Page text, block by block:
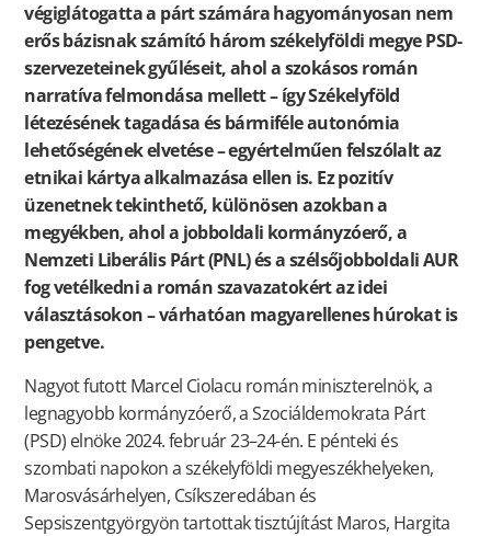
végiglátogatta a párt számára hagyományosan nem
erős bázisnak számító három székelyföldi megye PSD-
szervezeteinek gyűléseit, ahol a szokásos román
narratíva felmondása mellett – így Székelyföld
létezésének tagadása és bármiféle autonómia
lehetőségének elvetése – egyértelműen felszólalt az
etnikai kártya alkalmazása ellen is. Ez pozitív
üzenetnek tekinthető, különösen azokban a
megyékben, ahol a jobboldali kormányzóerő, a
Nemzeti Liberális Párt (PNL) és a szélsőjobboldali AUR
fog vetélkedni a román szavazatokért az idei
választásokon – várhatóan magyarellenes húrokat is
pengetve.
Nagyot futott Marcel Ciolacu román miniszterelnök, a
legnagyobb kormányzóerő, a Szociáldemokrata Párt
(PSD) elnöke 2024. február 23–24-én. E pénteki és
szombati napokon a székelyföldi megyeszékhelyeken,
Marosvásárhelyen, Csíkszeredában és
Sepsiszentgyörgyön tartottak tisztújítást Maros, Hargita